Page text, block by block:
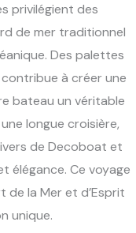
privilégient des
de mer traditionnel
Des palettes
à créer une
bateau un véritable
longue croisière,
de Decoboat et
élégance. Ce voyage
de la Mer et d’Esprit
unique.